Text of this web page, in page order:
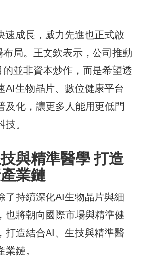
速成長，威力先進也正式啟
局。王文欽表示，公司推動
並非資本炒作，而是希望透
AI生物晶片、數位健康平台
及化，讓更多人能用更低門
。
與精準醫學 打造
業鏈
了持續深化AI生物晶片與細
也將朝向國際市場與精準健
打造結合AI、生技與精準醫
鏈。